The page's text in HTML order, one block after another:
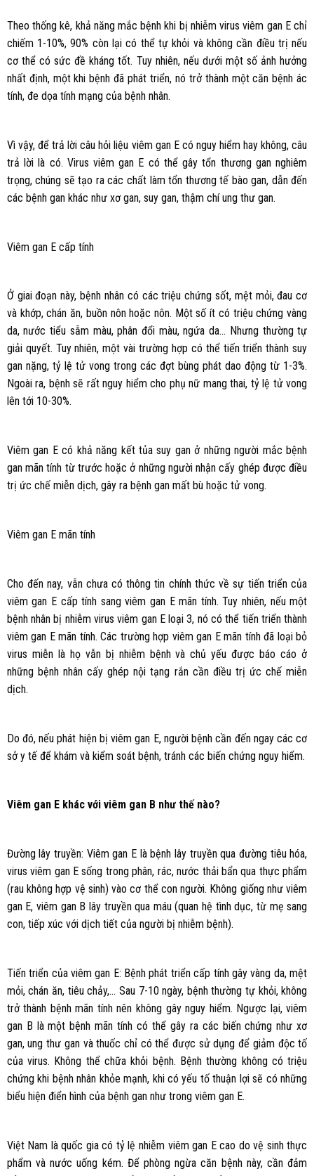
Theo thống kê, khả năng mắc bệnh khi bị nhiễm virus viêm gan E chỉ
chiếm 1-10%, 90% còn lại có thể tự khỏi và không cần điều trị nếu
cơ thể có sức đề kháng tốt. Tuy nhiên, nếu dưới một số ảnh hưởng
nhất định, một khi bệnh đã phát triển, nó trở thành một căn bệnh ác
tính, đe dọa tính mạng của bệnh nhân.
Vì vậy, để trả lời câu hỏi liệu viêm gan E có nguy hiểm hay không, câu
trả lời là có. Virus viêm gan E có thể gây tổn thương gan nghiêm
trọng, chúng sẽ tạo ra các chất làm tổn thương tế bào gan, dẫn đến
các bệnh gan khác như xơ gan, suy gan, thậm chí ung thư gan.
Viêm gan E cấp tính
Ở giai đoạn này, bệnh nhân có các triệu chứng sốt, mệt mỏi, đau cơ
và khớp, chán ăn, buồn nôn hoặc nôn. Một số ít có triệu chứng vàng
da, nước tiểu sẫm màu, phân đổi màu, ngứa da… Nhưng thường tự
giải quyết. Tuy nhiên, một vài trường hợp có thể tiến triển thành suy
gan nặng, tỷ lệ tử vong trong các đợt bùng phát dao động từ 1-3%.
Ngoài ra, bệnh sẽ rất nguy hiểm cho phụ nữ mang thai, tỷ lệ tử vong
lên tới 10-30%.
Viêm gan E có khả năng kết tủa suy gan ở những người mắc bệnh
gan mãn tính từ trước hoặc ở những người nhận cấy ghép được điều
trị ức chế miễn dịch, gây ra bệnh gan mất bù hoặc tử vong.
Viêm gan E mãn tính
Cho đến nay, vẫn chưa có thông tin chính thức về sự tiến triển của
viêm gan E cấp tính sang viêm gan E mãn tính. Tuy nhiên, nếu một
bệnh nhân bị nhiễm virus viêm gan E loại 3, nó có thể tiến triển thành
viêm gan E mãn tính. Các trường hợp viêm gan E mãn tính đã loại bỏ
virus miễn là họ vẫn bị nhiễm bệnh và chủ yếu được báo cáo ở
những bệnh nhân cấy ghép nội tạng rắn cần điều trị ức chế miễn
dịch.
Do đó, nếu phát hiện bị viêm gan E, người bệnh cần đến ngay các cơ
sở y tế để khám và kiểm soát bệnh, tránh các biến chứng nguy hiểm.
Viêm gan E khác với viêm gan B như thế nào?
Đường lây truyền: Viêm gan E là bệnh lây truyền qua đường tiêu hóa,
virus viêm gan E sống trong phân, rác, nước thải bẩn qua thực phẩm
(rau không hợp vệ sinh) vào cơ thể con người. Không giống như viêm
gan E, viêm gan B lây truyền qua máu (quan hệ tình dục, từ mẹ sang
con, tiếp xúc với dịch tiết của người bị nhiễm bệnh).
Tiến triển của viêm gan E: Bệnh phát triển cấp tính gây vàng da, mệt
mỏi, chán ăn, tiêu chảy,… Sau 7-10 ngày, bệnh thường tự khỏi, không
trở thành bệnh mãn tính nên không gây nguy hiểm. Ngược lại, viêm
gan B là một bệnh mãn tính có thể gây ra các biến chứng như xơ
gan, ung thư gan và thuốc chỉ có thể được sử dụng để giảm độc tố
của virus. Không thể chữa khỏi bệnh. Bệnh thường không có triệu
chứng khi bệnh nhân khỏe mạnh, khi có yếu tố thuận lợi sẽ có những
biểu hiện điển hình của bệnh gan như trong viêm gan E.
Việt Nam là quốc gia có tỷ lệ nhiễm viêm gan E cao do vệ sinh thực
phẩm và nước uống kém. Để phòng ngừa căn bệnh này, cần đảm